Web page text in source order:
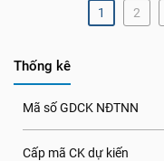
1 2
Thống kê
Mã số GDCK NĐTNN
Cấp mã CK dự kiến